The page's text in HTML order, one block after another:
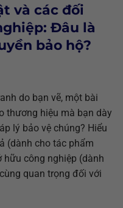
và các đối
Đâu là
bảo hộ?
do bạn vẽ, một bài
thương hiệu mà bạn dày
lý bảo vệ chúng? Hiểu
(dành cho tác phẩm
hữu công nghiệp (dành
quan trọng đối với